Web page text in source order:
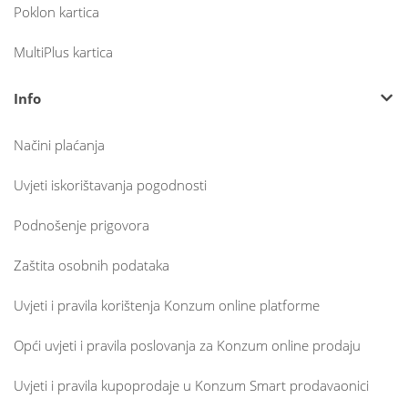
Poklon kartica
MultiPlus kartica
Info
Načini plaćanja
Uvjeti iskorištavanja pogodnosti
Podnošenje prigovora
Zaštita osobnih podataka
Uvjeti i pravila korištenja Konzum online platforme
Opći uvjeti i pravila poslovanja za Konzum online prodaju
Uvjeti i pravila kupoprodaje u Konzum Smart prodavaonici